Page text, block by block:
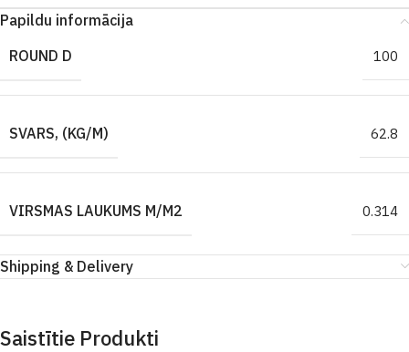
Papildu informācija
ROUND D
100
SVARS, (KG/M) 62.8
VIRSMAS LAUKUMS M/M2 0.314
Shipping & Delivery
Saistītie Produkti